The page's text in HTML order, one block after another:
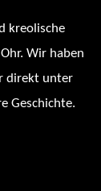
kreolische
Wir haben
direkt unter
Geschichte.